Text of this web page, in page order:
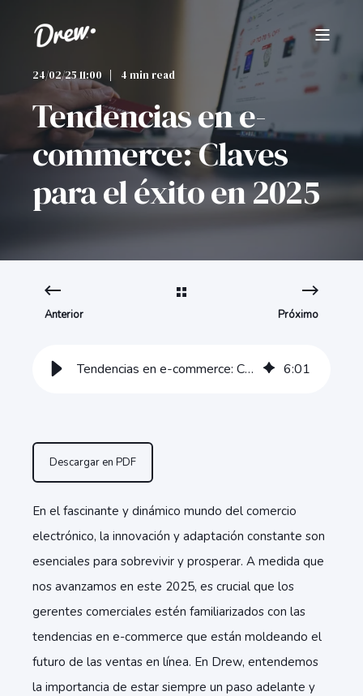
24/02/25 11:00 4 min read
Tendencias en e-
commerce: Claves
para el éxito en 2025
Anterior Próximo
Tendencias en e-commerce: Claves para el éxito en 2025 6:01
Descargar en PDF
En el fascinante y dinámico mundo del comercio
electrónico, la innovación y adaptación constante son
esenciales para sobrevivir y prosperar. A medida que
nos avanzamos en este 2025, es crucial que los
gerentes comerciales estén familiarizados con las
tendencias en e-commerce que están moldeando el
futuro de las ventas en línea. En Drew, entendemos
la importancia de estar siempre un paso adelante y